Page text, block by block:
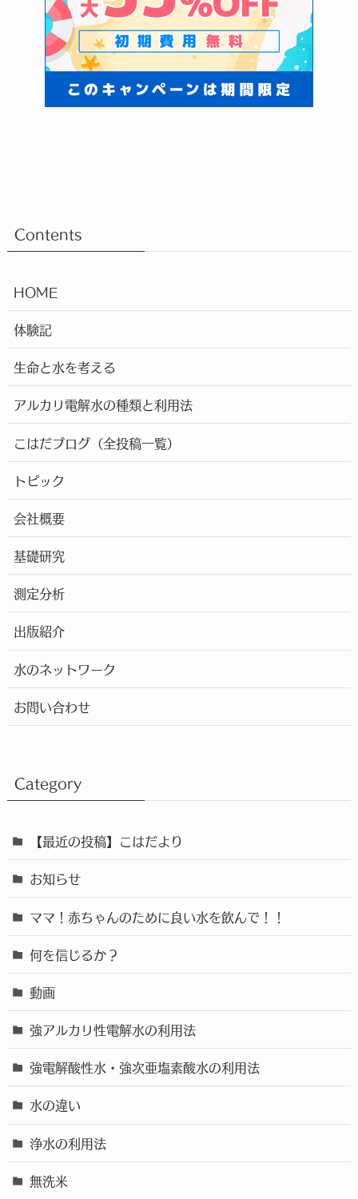
Contents
HOME
体験記
生命と水を考える
アルカリ電解水の種類と利用法
こはだブログ（全投稿一覧）
トピック
会社概要
基礎研究
測定分析
出版紹介
水のネットワーク
お問い合わせ
Category
【最近の投稿】こはだより
お知らせ
ママ！赤ちゃんのために良い水を飲んで！！
何を信じるか？
動画
強アルカリ性電解水の利用法
強電解酸性水・強次亜塩素酸水の利用法
水の違い
浄水の利用法
無洗米